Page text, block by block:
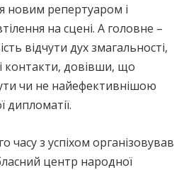
новим репертуаром і
на сцені. А головне –
відчути дух змагальності,
контакти, довівши, що
чи не найефективнішою
часу з успіхом організовував
центр народної